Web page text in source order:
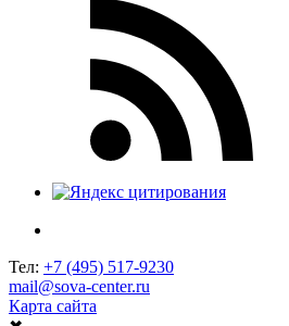
Тел: +7 (495) 517-9230
mail@sova-center.ru
Карта сайта